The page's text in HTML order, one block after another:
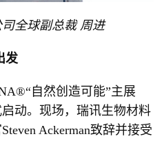
全球副总裁 周进
发
自然创造可能”主展
动。现场，瑞讯生物材料
Ackerman致辞并接受